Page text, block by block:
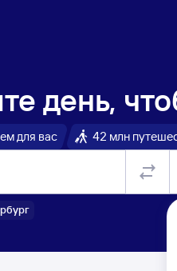
день,
для вас 42 млн